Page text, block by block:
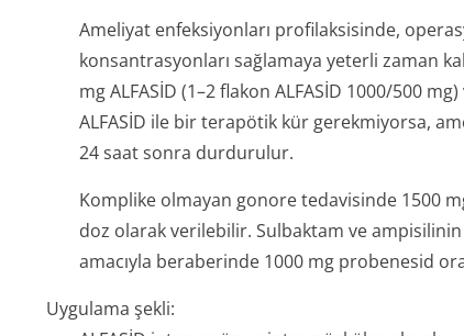
Ameliyat enfeksiyonları profilaksisinde,
konsantrasyonları sağlamaya yeterli zaman
mg ALFASİD (1–2 flakon ALFASİD 1000/500
ALFASİD ile bir terapötik kür gerekmiyorsa,
24 saat sonra durdurulur.
Komplike olmayan gonore tedavisinde 1500
doz olarak verilebilir. Sulbaktam ve
amacıyla beraberinde 1000 mg probenesid
Uygulama şekli: